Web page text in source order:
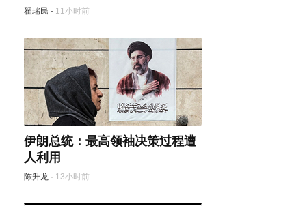
翟瑞民 · 11小时前
伊朗总统：最高领袖决策过程遭
人利用
陈升龙 · 13小时前